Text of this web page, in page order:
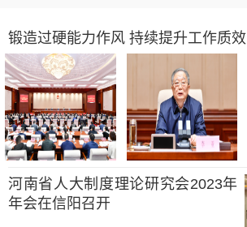
锻造过硬能力作风 持续提升工作质效
河南省人大制度理论研究会2023年
年会在信阳召开